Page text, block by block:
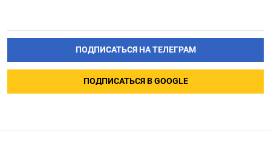
ПОДПИСАТЬСЯ НА ТЕЛЕГРАМ
ПОДПИСАТЬСЯ В GOOGLE